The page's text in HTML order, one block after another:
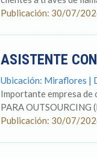
Publicación: 30/07/
ASISTENTE
Ubicación: Miraflores |
Importante empresa de
PARA
Publicación: 30/07/